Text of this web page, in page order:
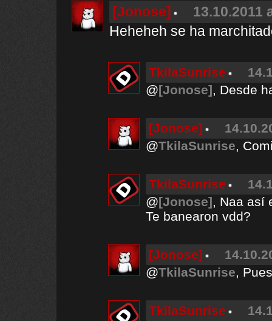
[Jonose]
13.10.2011
Heheheh se ha
TkilaSunrise
@[Jonose], Desde
[Jonose]
@TkilaSunrise,
TkilaSunrise
@[Jonose], Naa así
Te banearon vdd?
[Jonose]
@TkilaSunrise,
TkilaSunrise